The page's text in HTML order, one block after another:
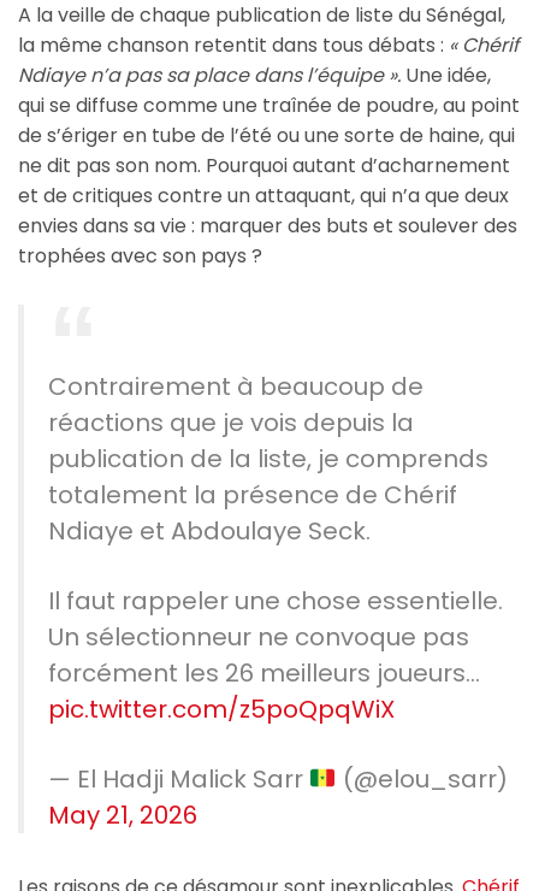
A la veille de chaque publication de liste du Sénégal,
la même chanson retentit dans tous débats : « Chérif
Ndiaye n’a pas sa place dans l’équipe ». Une idée,
qui se diffuse comme une traînée de poudre, au point
de s’ériger en tube de l’été ou une sorte de haine, qui
ne dit pas son nom. Pourquoi autant d’acharnement
et de critiques contre un attaquant, qui n’a que deux
envies dans sa vie : marquer des buts et soulever des
trophées avec son pays ?
Contrairement à beaucoup de
réactions que je vois depuis la
publication de la liste, je comprends
totalement la présence de Chérif
Ndiaye et Abdoulaye Seck.
Il faut rappeler une chose essentielle.
Un sélectionneur ne convoque pas
forcément les 26 meilleurs joueurs…
pic.twitter.com/z5poQpqWiX
— El Hadji Malick Sarr
(@elou_sarr)
May 21, 2026